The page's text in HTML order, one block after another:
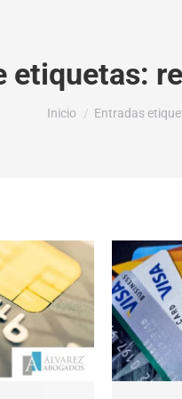
etiquetas:
Estás aquí:
Inicio Entradas